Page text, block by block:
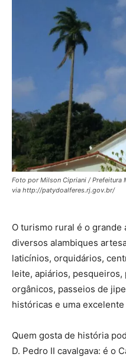
Foto por Milson Cipriani / Prefeitura
via http://patydoalferes.rj.gov.br/
O turismo rural é o grande
diversos alambiques
laticínios, orquidários,
leite, apiários,
orgânicos, passeios de
históricas e uma
Quem gosta de história
D. Pedro II cavalgava: é o